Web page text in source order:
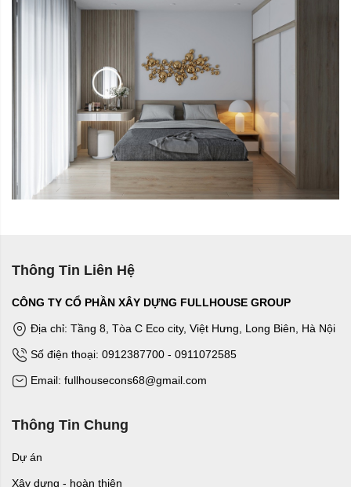
Thông Tin Liên Hệ
CÔNG TY CỔ PHẦN XÂY DỰNG FULLHOUSE GROUP
Địa chỉ: Tầng 8, Tòa C Eco city, Việt Hưng, Long Biên, Hà Nội
Số điện thoại: 0912387700 - 0911072585
Email: fullhousecons68@gmail.com
Thông Tin Chung
Dự án
Xây dựng - hoàn thiện